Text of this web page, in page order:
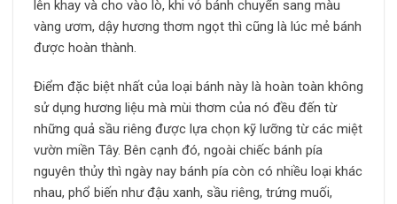
lên khay và cho vào lò, khi vỏ bánh chuyển sang màu
vàng ươm, dậy hương thơm ngọt thì cũng là lúc mẻ bánh
được hoàn thành.
Điểm đặc biệt nhất của loại bánh này là hoàn toàn không
sử dụng hương liệu mà mùi thơm của nó đều đến từ
những quả sầu riêng được lựa chọn kỹ lưỡng từ các miệt
vườn miền Tây. Bên cạnh đó, ngoài chiếc bánh pía
nguyên thủy thì ngày nay bánh pía còn có nhiều loại khác
nhau, phổ biến như đậu xanh, sầu riêng, trứng muối,